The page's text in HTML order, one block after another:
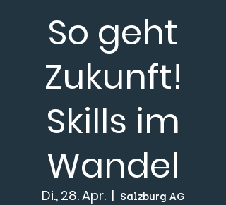
So geht
Zukunft!
Skills im
Wandel
Di., 28. Apr.
  |
Salzburg AG